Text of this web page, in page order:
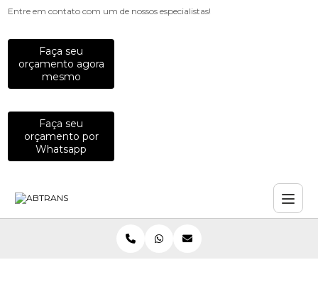
Entre em contato com um de nossos especialistas!
Faça seu
orçamento agora
mesmo
Faça seu
orçamento por
Whatsapp